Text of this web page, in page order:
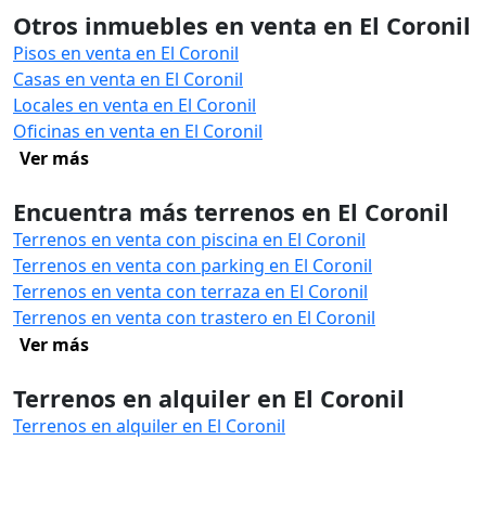
Otros inmuebles en venta en El Coronil
Pisos en venta en El Coronil
Casas en venta en El Coronil
Locales en venta en El Coronil
Oficinas en venta en El Coronil
Ver más
Encuentra más terrenos en El Coronil
Terrenos en venta con piscina en El Coronil
Terrenos en venta con parking en El Coronil
Terrenos en venta con terraza en El Coronil
Terrenos en venta con trastero en El Coronil
Ver más
Terrenos en alquiler en El Coronil
Terrenos en alquiler en El Coronil